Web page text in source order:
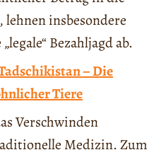
lehnen insbesondere
Bezahljagd ab.
– Die
Tiere
Verschwinden
Medizin. Zum